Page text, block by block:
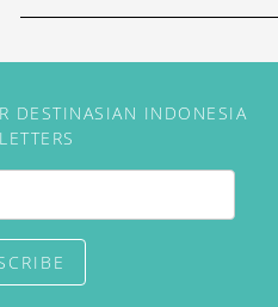
DESTINASIAN INDONESIA